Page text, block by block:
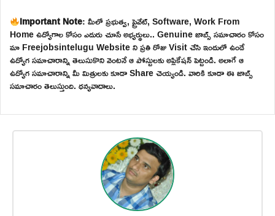
Important Note: మీలో ప్రభుత్వ, ప్రైవేట్, Software, Work From
Home ఉద్యోగాల కోసం ఎదురు చూసే అభ్యర్థులు.. Genuine జాబ్స్ సమాచారం కోసం
మా Freejobsintelugu Website ని ప్రతి రోజు Visit చేసి ఇందులో ఉండే
ఉద్యోగ సమాచారాన్ని తెలుసుకొని వెంటనే ఆ పోస్టులకు అప్లికేషన్ పెట్టండి. అలాగే ఆ
ఉద్యోగ సమాచారాన్ని మీ మిత్రులకు కూడా Share చెయ్యండి. వారికి కూడా ఈ జాబ్స్
సమాచారం తెలుస్తుంది. ధన్యవాదాలు.